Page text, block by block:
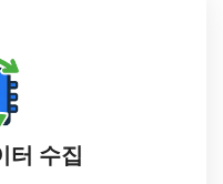
터 수집